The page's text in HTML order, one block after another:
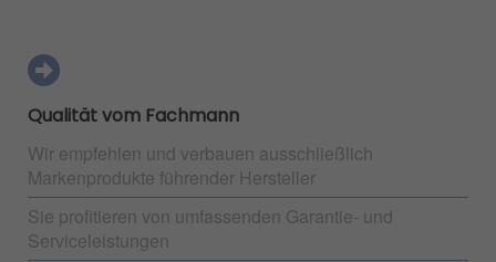
Qualität vom Fachmann
Wir empfehlen und verbauen ausschließlich
Markenprodukte führender Hersteller
Sie profitieren von umfassenden Garantie- und
Serviceleistungen